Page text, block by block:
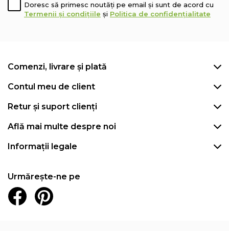
Doresc să primesc noutăți pe email și sunt de acord cu
Termenii și condițiile și Politica de confidențialitate
Comenzi, livrare și plată
Contul meu de client
Retur și suport clienți
Află mai multe despre noi
Informații legale
Urmărește-ne pe